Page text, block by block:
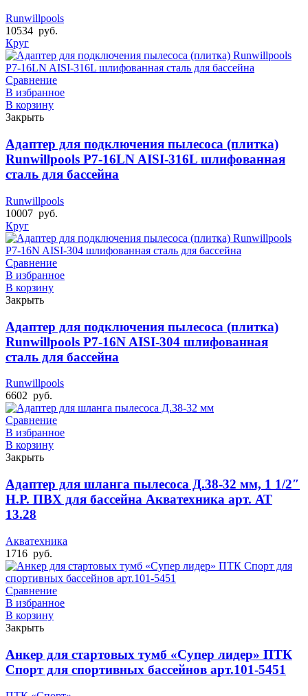
Runwillpools
10534 руб.
Круг
Сравнение
В избранное
В корзину
Закрыть
Адаптер для подключения пылесоса (плитка)
Runwillpools Р7-16LN AISI-316L шлифованная
сталь для бассейна
Runwillpools
10007 руб.
Круг
Сравнение
В избранное
В корзину
Закрыть
Адаптер для подключения пылесоса (плитка)
Runwillpools Р7-16N AISI-304 шлифованная
сталь для бассейна
Runwillpools
6602 руб.
Сравнение
В избранное
В корзину
Закрыть
Адаптер для шланга пылесоса Д.38-32 мм, 1 1/2″
Н.Р. ПВХ для бассейна Акватехника арт. АТ
13.28
Акватехника
1716 руб.
Сравнение
В избранное
В корзину
Закрыть
Анкер для стартовых тумб «Супер лидер» ПТК
Спорт для спортивных бассейнов арт.101-5451